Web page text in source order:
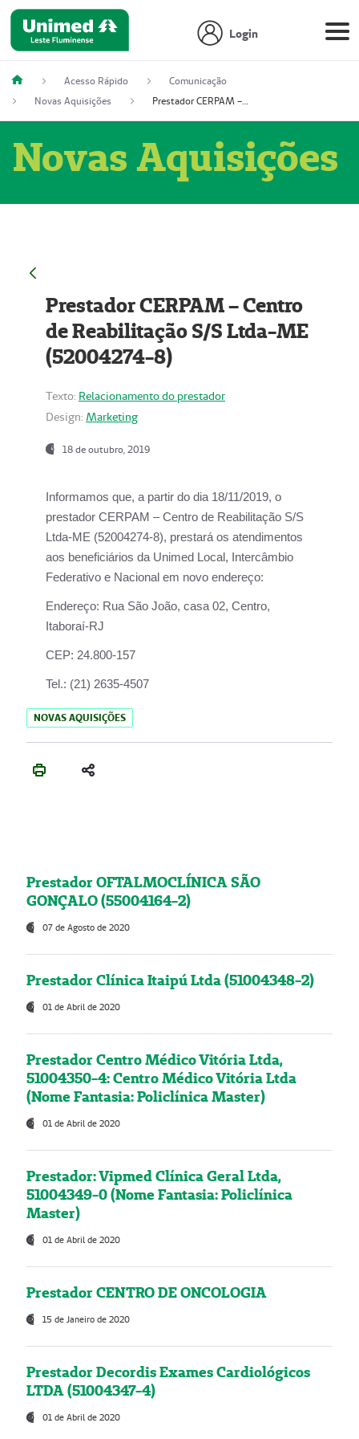
Login
Acesso Rápido
Comunicação
Novas Aquisições
Prestador CERPAM – Centro de Reabilitação S/S Ltda-ME (52004274-8)
Novas Aquisições
Prestador CERPAM – Centro
de Reabilitação S/S Ltda-ME
(52004274-8)
Texto: Relacionamento do prestador
Design: Marketing
18 de outubro, 2019
Informamos que, a partir do dia 18/11/2019, o
prestador CERPAM – Centro de Reabilitação S/S
Ltda-ME (52004274-8), prestará os atendimentos
aos beneficiários da Unimed Local, Intercâmbio
Federativo e Nacional em novo endereço:
Endereço: Rua São João, casa 02, Centro,
Itaboraí-RJ
CEP: 24.800-157
Tel.: (21) 2635-4507
NOVAS AQUISIÇÕES
Prestador OFTALMOCLÍNICA SÃO
GONÇALO (55004164-2)
07 de Agosto de 2020
Prestador Clínica Itaipú Ltda (51004348-2)
01 de Abril de 2020
Prestador Centro Médico Vitória Ltda,
51004350-4: Centro Médico Vitória Ltda
(Nome Fantasia: Policlínica Master)
01 de Abril de 2020
Prestador: Vipmed Clínica Geral Ltda,
51004349-0 (Nome Fantasia: Policlínica
Master)
01 de Abril de 2020
Prestador CENTRO DE ONCOLOGIA
15 de Janeiro de 2020
Prestador Decordis Exames Cardiológicos
LTDA (51004347-4)
01 de Abril de 2020